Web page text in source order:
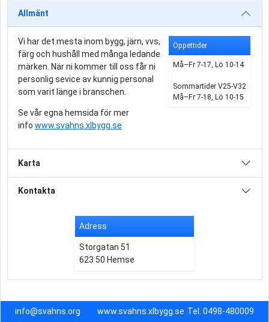
Allmänt
Öppettider
Må–Fr 7-17, Lö 10-14
Sommartider V25-V32
Må–Fr 7-18, Lö 10-15
Vi har det mesta inom bygg, järn, vvs,
färg och hushåll med många ledande
märken. När ni kommer till oss får ni
personlig sevice av kunnig personal
som varit länge i branschen.
Se vår egna hemsida för mer
info www.svahns.xlbygg.se
Karta
Kontakta
Adress
Storgatan 51
623 50 Hemse
info@svahns.org www.svahns.xlbygg.se Tel: 0498-480009